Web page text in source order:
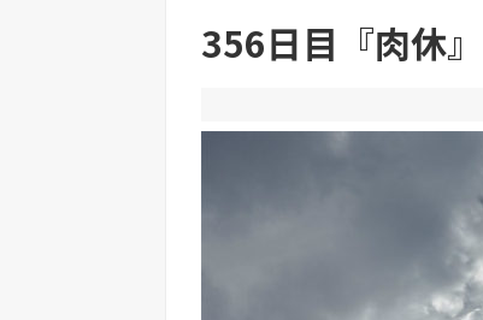
356日目『肉休